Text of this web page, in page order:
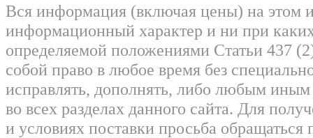
Вся информация (включая цены) на этом
информационный характер и ни при
определяемой положениями Статьи 437
собой право в любое время без
исправлять, дополнять, либо любым
во всех разделах данного сайта. Для
и условиях поставки просьба